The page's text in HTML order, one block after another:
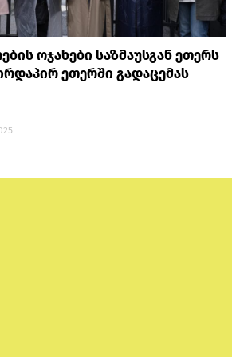
ოჯახები საზმაუსგან ეთერს
ეთერში გადაცემას